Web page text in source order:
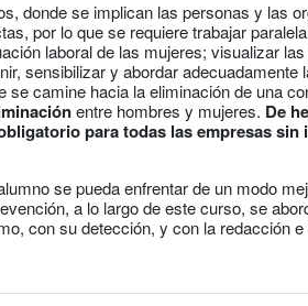
donde se implican las personas y las
por lo que se requiere trabajar
laboral de las mujeres; visualizar
sensibilizar y abordar adecuadamente
se camine hacia la eliminación de una
entre hombres y mujeres. De
para todas las empresas sin
se pueda enfrentar de un modo
a lo largo de este curso, se
con su detección, y con la redacción